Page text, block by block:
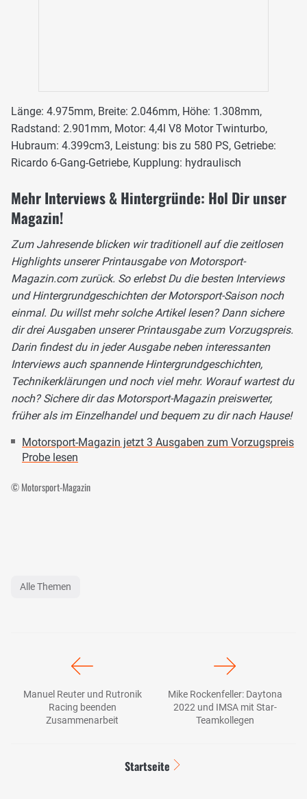
Länge: 4.975mm, Breite: 2.046mm, Höhe: 1.308mm,
Radstand: 2.901mm, Motor: 4,4l V8 Motor Twinturbo,
Hubraum: 4.399cm3, Leistung: bis zu 580 PS, Getriebe:
Ricardo 6-Gang-Getriebe, Kupplung: hydraulisch
Mehr Interviews & Hintergründe: Hol Dir unser
Magazin!
Zum Jahresende blicken wir traditionell auf die zeitlosen
Highlights unserer Printausgabe von Motorsport-
Magazin.com zurück. So erlebst Du die besten Interviews
und Hintergrundgeschichten der Motorsport-Saison noch
einmal. Du willst mehr solche Artikel lesen? Dann sichere
dir drei Ausgaben unserer Printausgabe zum Vorzugspreis.
Darin findest du in jeder Ausgabe neben interessanten
Interviews auch spannende Hintergrundgeschichten,
Technikerklärungen und noch viel mehr. Worauf wartest du
noch? Sichere dir das Motorsport-Magazin preiswerter,
früher als im Einzelhandel und bequem zu dir nach Hause!
Motorsport-Magazin jetzt 3 Ausgaben zum Vorzugspreis
Probe lesen
© Motorsport-Magazin
Alle Themen
Manuel Reuter und Rutronik
Racing beenden
Zusammenarbeit
Mike Rockenfeller: Daytona
2022 und IMSA mit Star-
Teamkollegen
Startseite